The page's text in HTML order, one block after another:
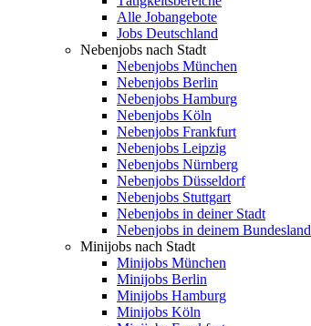
Alle Jobangebote
Jobs Deutschland
Nebenjobs nach Stadt
Nebenjobs München
Nebenjobs Berlin
Nebenjobs Hamburg
Nebenjobs Köln
Nebenjobs Frankfurt
Nebenjobs Leipzig
Nebenjobs Nürnberg
Nebenjobs Düsseldorf
Nebenjobs Stuttgart
Nebenjobs in deiner Stadt
Nebenjobs in deinem Bundesland
Minijobs nach Stadt
Minijobs München
Minijobs Berlin
Minijobs Hamburg
Minijobs Köln